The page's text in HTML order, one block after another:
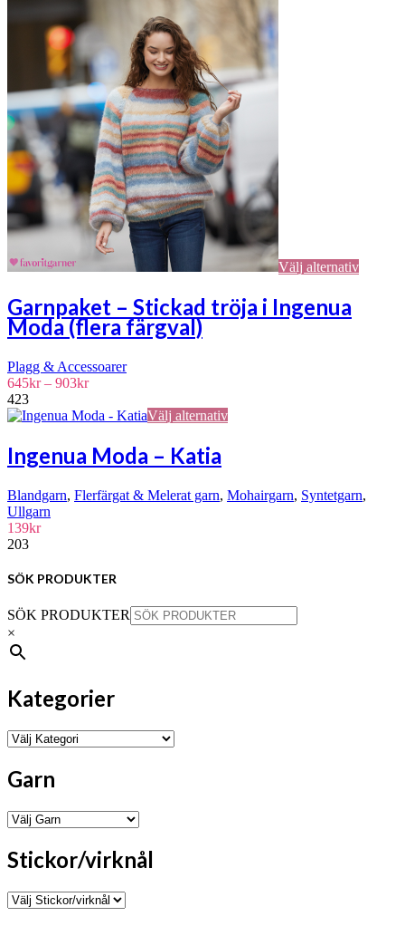
Välj alternativ
Garnpaket – Stickad tröja i Ingenua
Moda (flera färgval)
Plagg & Accessoarer
645kr – 903krPrisintervall:
till
423
Välj alternativDen
varianter.
produktsidan
Ingenua Moda – Katia
Blandgarn, Flerfärgat & Melerat garn, Mohairgarn, Syntetgarn,
Ullgarn
139kr
203
SÖK PRODUKTER
SÖK PRODUKTER
×
Kategorier
Garn
Stickor/virknål